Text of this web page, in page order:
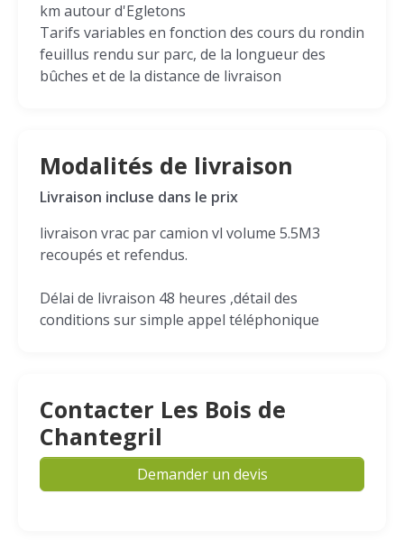
km autour d'Egletons
Tarifs variables en fonction des cours du rondin
feuillus rendu sur parc, de la longueur des
bûches et de la distance de livraison
Modalités de livraison
Livraison incluse dans le prix
livraison vrac par camion vl volume 5.5M3
recoupés et refendus.
Délai de livraison 48 heures ,détail des
conditions sur simple appel téléphonique
Contacter Les Bois de
Chantegril
Demander un devis